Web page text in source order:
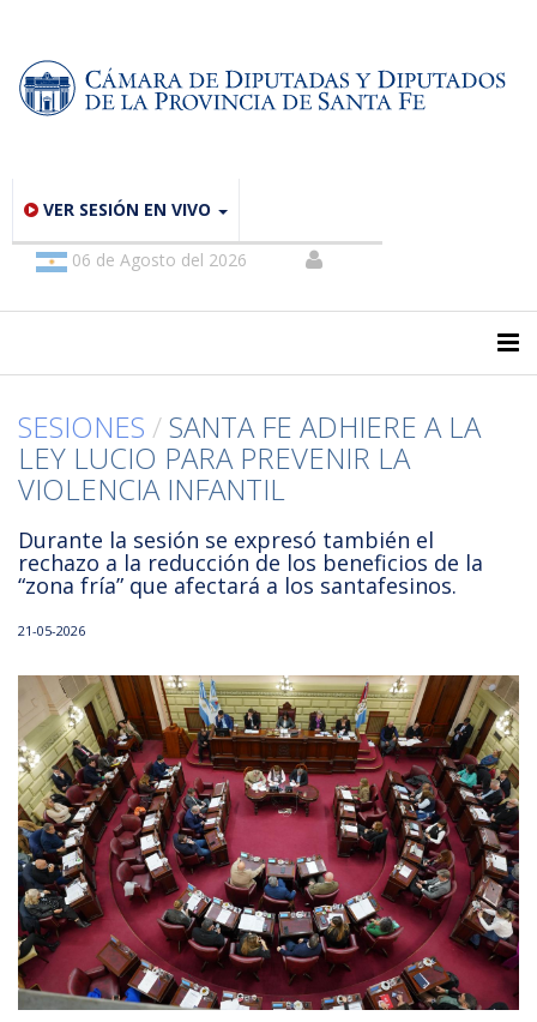
VER SESIÓN EN VIVO
06 de Agosto del 2026
SESIONES /SANTA FE ADHIERE A LA
LEY LUCIO PARA PREVENIR LA
VIOLENCIA INFANTIL
Durante la sesión se expresó también el
rechazo a la reducción de los beneficios de la
“zona fría” que afectará a los santafesinos.
21-05-2026